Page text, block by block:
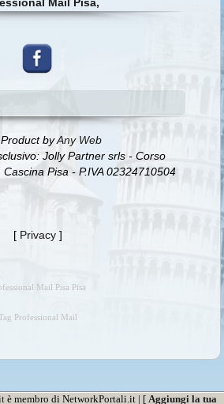
byAny Web
Jolly Partner srls - Corso
Pisa - P.IVA 02324710504
[ Privacy ]
Mail Pisa Pisa
Professional Mail
è membro di NetworkPortali.it | [ Aggiungi la tua